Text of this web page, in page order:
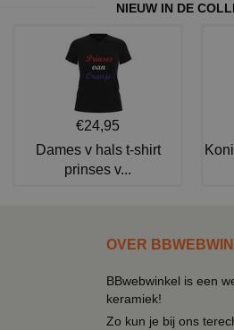
NIEUW IN DE
€24,95
Dames v hals t-shirt
prinses v...
OVER
BBwebwinkel is een
keramiek!
Zo kun je bij ons